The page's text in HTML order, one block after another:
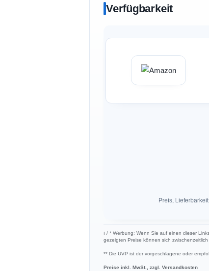
Verfügbarkeit
Preis,
ℹ︎ / * Werbung: Wenn Sie auf einen dieser
gezeigten Preise können sich
** Die UVP ist der vorgeschlagene oder
Preise inkl. MwSt., zzgl. Versandkosten